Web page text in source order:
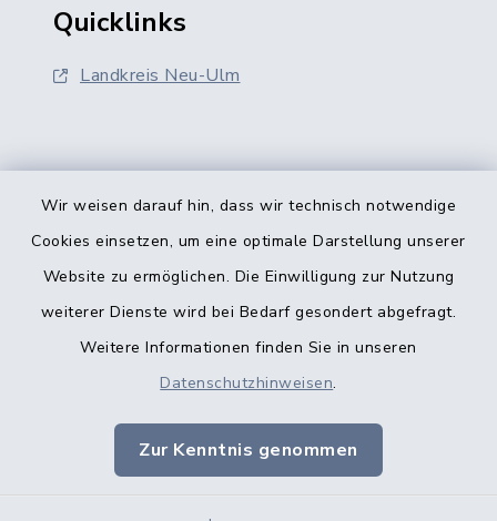
Wir weisen darauf hin, dass wir technisch notwendige
Cookies einsetzen, um eine optimale Darstellung unserer
Website zu ermöglichen. Die Einwilligung zur Nutzung
weiterer Dienste wird bei Bedarf gesondert abgefragt.
Weitere Informationen finden Sie in unseren
Datenschutzhinweisen.
Zur Kenntnis genommen
Quicklinks
Landkreis Neu-Ulm
Kontakt
Datenschutz
Impressum